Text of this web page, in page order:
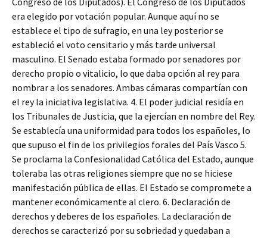
era elegido por votación popular. Aunque aquí no se
establece el tipo de sufragio, en una ley posterior se
estableció el voto censitario y más tarde universal
masculino. El Senado estaba formado por senadores por
derecho propio o vitalicio, lo que daba opción al rey para
nombrar a los senadores. Ambas cámaras compartían con
el rey la iniciativa legislativa. 4. El poder judicial residía en
los Tribunales de Justicia, que la ejercían en nombre del Rey.
Se establecía una uniformidad para todos los españoles, lo
que supuso el fin de los privilegios forales del País Vasco 5.
Se proclama la Confesionalidad Católica del Estado, aunque
toleraba las otras religiones siempre que no se hiciese
manifestación pública de ellas. El Estado se compromete a
mantener económicamente al clero. 6. Declaración de
derechos y deberes de los españoles. La declaración de
derechos se caracterizó por su sobriedad y quedaban a